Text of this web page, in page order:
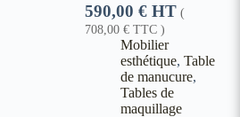
590,00 € HT (
708,00 € TTC )
Mobilier
esthétique, Table
de manucure,
Tables de
maquillage